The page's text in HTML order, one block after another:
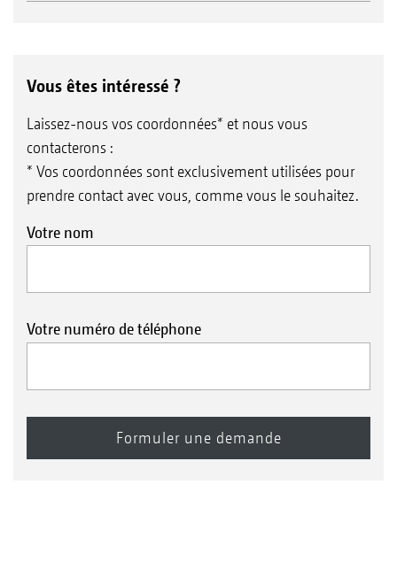
Vous êtes intéressé ?
Laissez-nous vos coordonnées* et nous vous
contacterons :
* Vos coordonnées sont exclusivement utilisées pour
prendre contact avec vous, comme vous le souhaitez.
Votre nom
Votre numéro de téléphone